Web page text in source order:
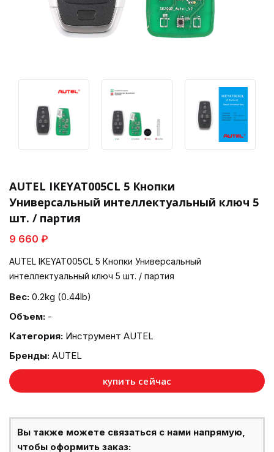
AUTEL IKEYAT005CL 5 Кнопки
Универсальный интеллектуальный ключ 5
шт. / партия
9 660 ₽
AUTEL IKEYAT005CL 5 Кнопки Универсальный
интеллектуальный ключ 5 шт. / партия
Вес: 0.2kg (0.44lb)
Объем: -
Категория: Инструмент AUTEL
Бренды: AUTEL
купить сейчас
Вы также можете связаться с нами напрямую,
чтобы оформить заказ: